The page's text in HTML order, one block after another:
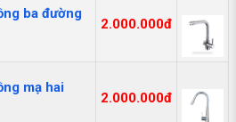
ba đường
2.000.000đ
mạ hai
2.000.000đ